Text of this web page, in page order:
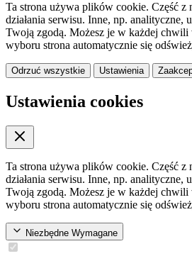
Ta strona używa plików cookie. Część z
działania serwisu. Inne, np. analityczne,
Twoją zgodą. Możesz je w każdej chwili
wyboru strona automatycznie się
Odrzuć wszystkie Ustawienia
Ustawienia cookies
Ta strona używa plików cookie. Część z
działania serwisu. Inne, np. analityczne,
Twoją zgodą. Możesz je w każdej chwili
wyboru strona automatycznie się
Niezbędne Wymagane